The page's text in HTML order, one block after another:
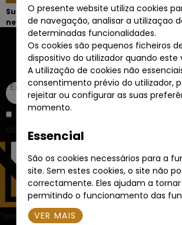
O presente website utiliza cookies
de navegação, analisar a utilizaçao
determinadas funcionalidades.
Os cookies são pequenos ficheiros
dispositivo do utilizador quando este
A utilização de cookies não
consentimento prévio do utilizador,
rejeitar ou configurar as suas
momento.
Essencial
São os cookies necessários para a
site. Sem estes cookies, o site não
correctamente. Eles ajudam a
permitindo o funcionamento das
VER MAIS
Subscreva a
newsletter
Fique sempre a par
das melhores
oportunidades de
Tipo de Venda